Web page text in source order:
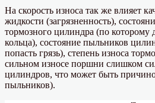
На скорость износа так же влияет
жидкости (загрязненность),
тормозного цилиндра (по которому
кольца), состояние пыльников
попасть грязь), степень износа
сильном износе поршни слишком
цилиндров, что может быть
пыльников).